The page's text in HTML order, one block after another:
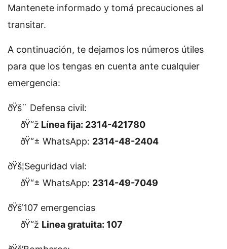
Mantenete informado y tomá precauciones al
transitar.
A continuación, te dejamos los números útiles
para que los tengas en cuenta ante cualquier
emergencia:
ðŸš¨ Defensa civil:
ðŸ“ž Línea fija: 2314-421780
ðŸ“± WhatsApp: 2314-48-2404
ðŸš¦Seguridad vial:
ðŸ“± WhatsApp: 2314-49-7049
ðŸš‘107 emergencias
ðŸ“ž Linea gratuita: 107